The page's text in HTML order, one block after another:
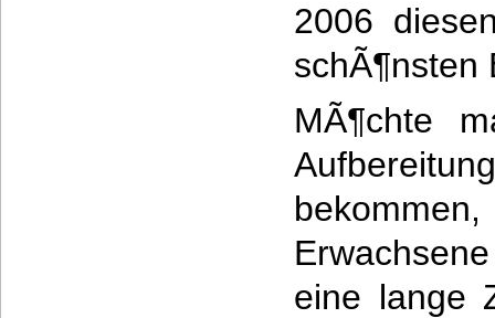
2006
MÃ¶chte
eine lange